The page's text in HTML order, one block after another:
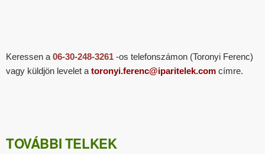
Keressen a06-30-248-3261 -os telefonszámon (Toronyi Ferenc)
vagy küldjön levelet a toronyi.ferenc@iparitelek.com címre.
TOVÁBBI TELKEK